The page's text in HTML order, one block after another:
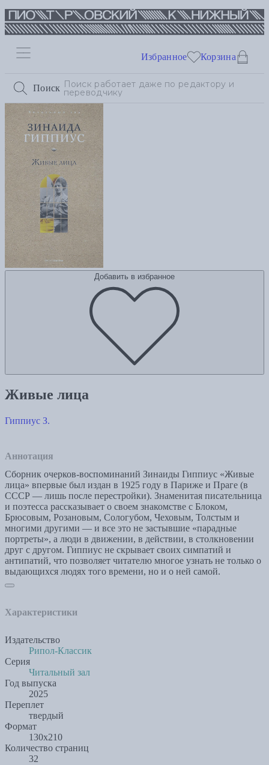
Поиск
Избранное Корзина
Добавить в избранное
Живые лица
Гиппиус З.
Аннотация
Сборник очерков-воспоминаний Зинаиды Гиппиус «Живые
лица» впервые был издан в 1925 году в Париже и Праге (в
СССР — лишь после перестройки). Знаменитая писательница
и поэтесса рассказывает о своем знакомстве с Блоком,
Брюсовым, Розановым, Сологубом, Чеховым, Толстым и
многими другими — и все это не застывшие «парадные
портреты», а люди в движении, в действии, в столкновении
друг с другом. Гиппиус не скрывает своих симпатий и
антипатий, что позволяет читателю многое узнать не только о
выдающихся людях того времени, но и о ней самой.
Характеристики
Издательство
Рипол-Классик
Серия
Читальный зал
Год выпуска
2025
Переплет
твердый
Формат
130х210
Количество страниц
32